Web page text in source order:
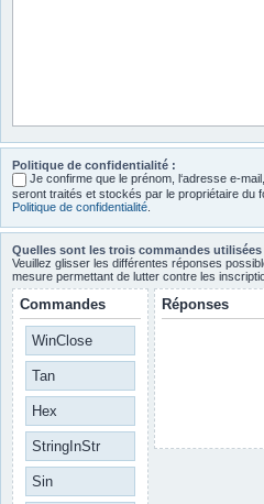
Politique de confidentialité :
Je confirme que le prénom, l‘adresse e-
seront traités et stockés par le propriétaire du
Politique de confidentialité
Quelles sont les trois commandes
Veuillez glisser les différentes réponses
mesure permettant de lutter contre les
Commandes
WinClose
Tan
Hex
StringInStr
Sin
Réponses